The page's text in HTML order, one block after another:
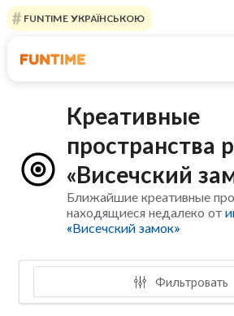
FUNTIME УКРАЇНСЬКОЮ
Креативные
пространства
«Висечский
Ближайшие креативные
находящиеся недалеко от
«Висечский замок»
Фильтровать